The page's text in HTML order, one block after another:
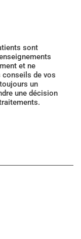
sont
et ne
conseils de vos
un
une décision